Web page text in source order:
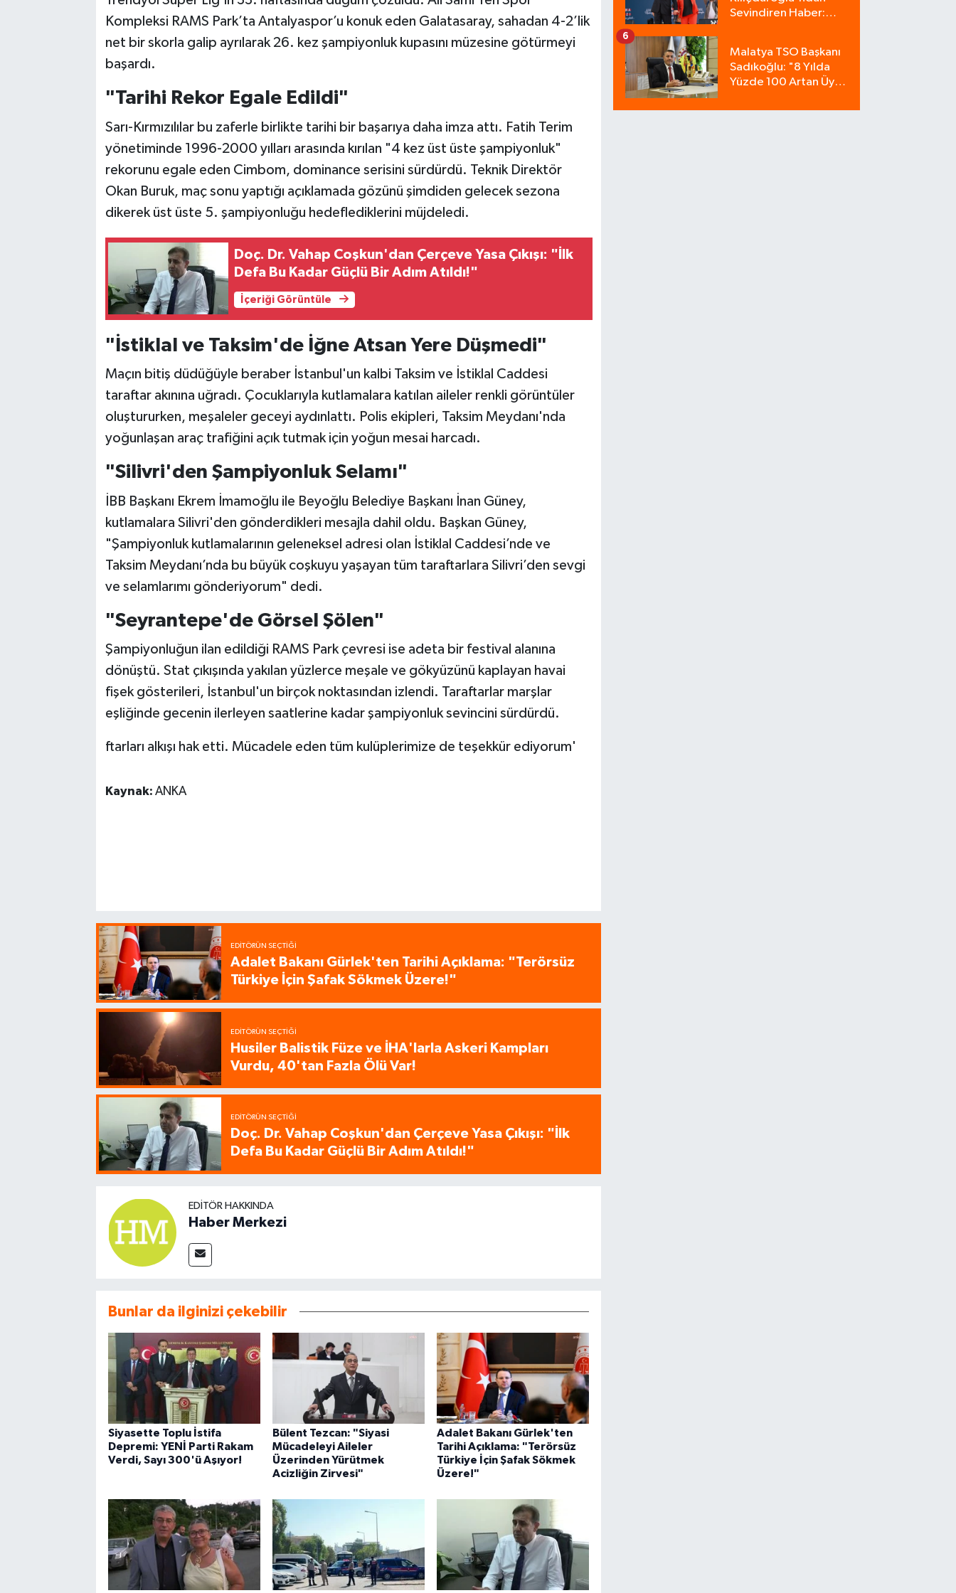
Kompleksi RAMS Park’ta Antalyaspor’u konuk eden Galatasaray, sahadan 4-2’lik
net bir skorla galip ayrılarak 26. kez şampiyonluk kupasını müzesine götürmeyi
başardı.
"Tarihi Rekor Egale Edildi"
Sarı-Kırmızılılar bu zaferle birlikte tarihi bir başarıya daha imza attı. Fatih Terim
yönetiminde 1996-2000 yılları arasında kırılan "4 kez üst üste şampiyonluk"
rekorunu egale eden Cimbom, dominance serisini sürdürdü. Teknik Direktör
Okan Buruk, maç sonu yaptığı açıklamada gözünü şimdiden gelecek sezona
dikerek üst üste 5. şampiyonluğu hedeflediklerini müjdeledi.
Doç. Dr. Vahap Coşkun'dan Çerçeve Yasa Çıkışı: "İlk
Defa Bu Kadar Güçlü Bir Adım Atıldı!"
İçeriği Görüntüle
"İstiklal ve Taksim'de İğne Atsan Yere Düşmedi"
Maçın bitiş düdüğüyle beraber İstanbul'un kalbi Taksim ve İstiklal Caddesi
taraftar akınına uğradı. Çocuklarıyla kutlamalara katılan aileler renkli görüntüler
oluştururken, meşaleler geceyi aydınlattı. Polis ekipleri, Taksim Meydanı'nda
yoğunlaşan araç trafiğini açık tutmak için yoğun mesai harcadı.
"Silivri'den Şampiyonluk Selamı"
İBB Başkanı Ekrem İmamoğlu ile Beyoğlu Belediye Başkanı İnan Güney,
kutlamalara Silivri'den gönderdikleri mesajla dahil oldu. Başkan Güney,
"Şampiyonluk kutlamalarının geleneksel adresi olan İstiklal Caddesi’nde ve
Taksim Meydanı’nda bu büyük coşkuyu yaşayan tüm taraftarlara Silivri’den sevgi
ve selamlarımı gönderiyorum" dedi.
"Seyrantepe'de Görsel Şölen"
Şampiyonluğun ilan edildiği RAMS Park çevresi ise adeta bir festival alanına
dönüştü. Stat çıkışında yakılan yüzlerce meşale ve gökyüzünü kaplayan havai
fişek gösterileri, İstanbul'un birçok noktasından izlendi. Taraftarlar marşlar
eşliğinde gecenin ilerleyen saatlerine kadar şampiyonluk sevincini sürdürdü.
ftarları alkışı hak etti. Mücadele eden tüm kulüplerimize de teşekkür ediyorum'
Kaynak: ANKA
EDITÖRÜN SEÇTIĞI
Adalet Bakanı Gürlek'ten Tarihi Açıklama: "Terörsüz
Türkiye İçin Şafak Sökmek Üzere!"
EDITÖRÜN SEÇTIĞI
Husiler Balistik Füze ve İHA'larla Askeri Kampları
Vurdu, 40'tan Fazla Ölü Var!
EDITÖRÜN SEÇTIĞI
Doç. Dr. Vahap Coşkun'dan Çerçeve Yasa Çıkışı: "İlk
Defa Bu Kadar Güçlü Bir Adım Atıldı!"
EDITÖR HAKKINDA
Haber Merkezi
Bunlar da ilginizi çekebilir
Siyasette Toplu İstifa
Depremi: YENİ Parti Rakam
Verdi, Sayı 300'ü Aşıyor!
Bülent Tezcan: "Siyasi
Mücadeleyi Aileler
Üzerinden Yürütmek
Acizliğin Zirvesi"
Adalet Bakanı Gürlek'ten
Tarihi Açıklama: "Terörsüz
Türkiye İçin Şafak Sökmek
Üzere!"
Sevindiren Haber:
Malatya TSO Başkanı
Sadıkoğlu: "8 Yılda
Yüzde 100 Artan Üye
Göstergesidir"
6